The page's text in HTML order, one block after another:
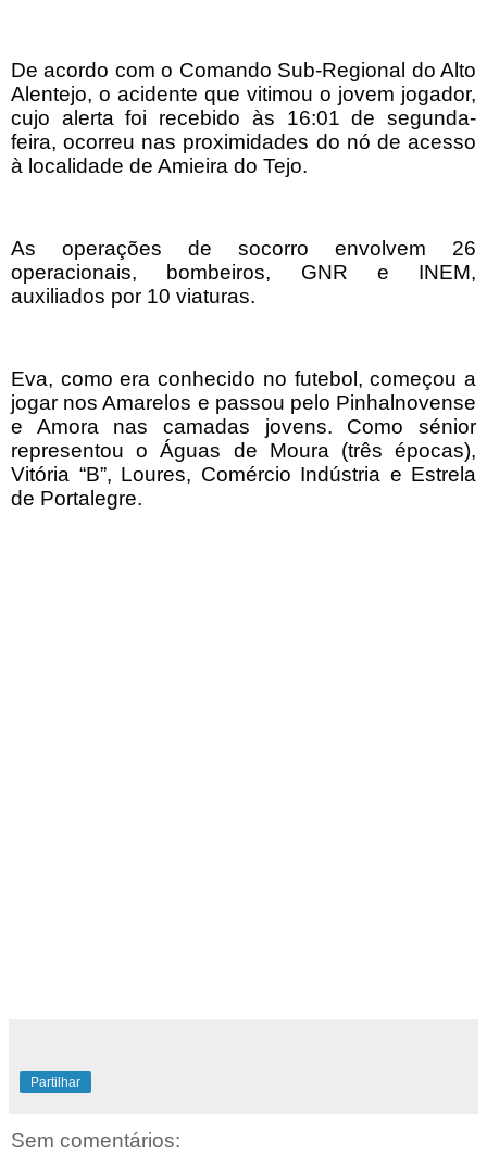
De acordo com o Comando Sub-Regional do Alto
Alentejo, o acidente que vitimou o jovem jogador,
cujo alerta foi recebido às 16:01 de segunda-
feira, ocorreu nas proximidades do nó de acesso
à localidade de Amieira do Tejo.
As operações de socorro envolvem 26
operacionais, bombeiros, GNR e INEM,
auxiliados por 10 viaturas.
Eva, como era conhecido no futebol, começou a
jogar nos Amarelos e passou pelo Pinhalnovense
e Amora nas camadas jovens. Como sénior
representou o Águas de Moura (três épocas),
Vitória “B”, Loures, Comércio Indústria e Estrela
de Portalegre.
Partilhar
Sem comentários: